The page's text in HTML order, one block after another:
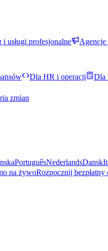
i usługi profesjonalne
Dla HR i operacji Dla
zmian
PortuguêsNederlandsDansk
na żywoRozpocznij bezpłatny